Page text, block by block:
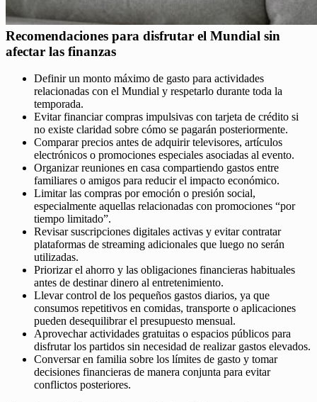
Recomendaciones para disfrutar el Mundial sin
afectar las finanzas
Definir un monto máximo de gasto para actividades
relacionadas con el Mundial y respetarlo durante toda la
temporada.
Evitar financiar compras impulsivas con tarjeta de crédito si
no existe claridad sobre cómo se pagarán posteriormente.
Comparar precios antes de adquirir televisores, artículos
electrónicos o promociones especiales asociadas al evento.
Organizar reuniones en casa compartiendo gastos entre
familiares o amigos para reducir el impacto económico.
Limitar las compras por emoción o presión social,
especialmente aquellas relacionadas con promociones “por
tiempo limitado”.
Revisar suscripciones digitales activas y evitar contratar
plataformas de streaming adicionales que luego no serán
utilizadas.
Priorizar el ahorro y las obligaciones financieras habituales
antes de destinar dinero al entretenimiento.
Llevar control de los pequeños gastos diarios, ya que
consumos repetitivos en comidas, transporte o aplicaciones
pueden desequilibrar el presupuesto mensual.
Aprovechar actividades gratuitas o espacios públicos para
disfrutar los partidos sin necesidad de realizar gastos elevados.
Conversar en familia sobre los límites de gasto y tomar
decisiones financieras de manera conjunta para evitar
conflictos posteriores.